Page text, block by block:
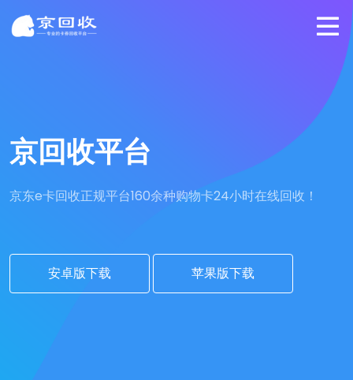
京回收平台
京东e卡回收正规平台160余种购物卡24小时在线回收！
安卓版下载 苹果版下载